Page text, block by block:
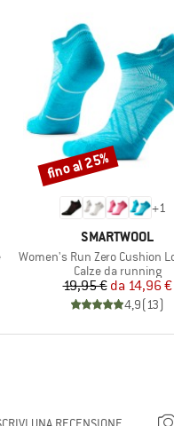
+1
MARCHIO
SMARTWOOL
Articolo
Women's Run Zero Cushion
Gruppo di prodotti
Calze da running
Prezzo
19,95 € Prezzo
da 14,96 €
4,9(13)
Sconto
fino al 25%